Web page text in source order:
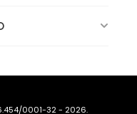
0001-32 - 2026.